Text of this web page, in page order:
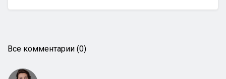
Все комментарии (0)